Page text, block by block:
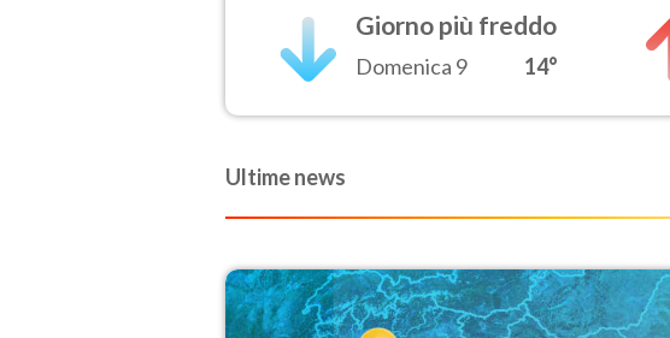
Giorno più freddo
Domenica 9 14°
Ultime news